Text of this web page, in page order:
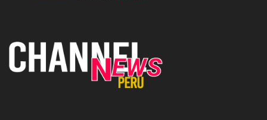
base
Data
Centers
de